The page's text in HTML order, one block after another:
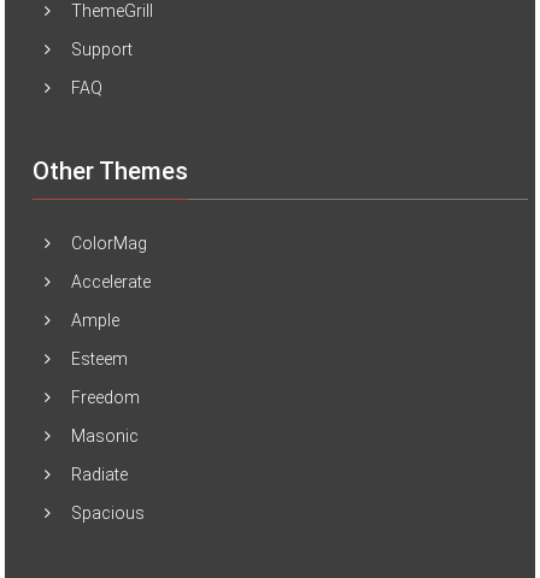
ThemeGrill
Support
FAQ
Other Themes
ColorMag
Accelerate
Ample
Esteem
Freedom
Masonic
Radiate
Spacious